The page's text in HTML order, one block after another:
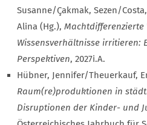
Susanne/Çakmak, Sezen/
Alina (Hg.), Machtdifferenzierte
Wissensverhältnisse irritieren:
Perspektiven, 2027i.A.
Hübner, Jennifer/Theuerkauf,
Raum(re)produktionen in
Disruptionen der Kinder- und